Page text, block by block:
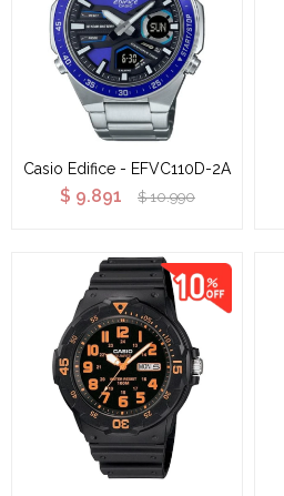
Casio Edifice - EFVC110D-2A
$ 9.891 $ 10.990